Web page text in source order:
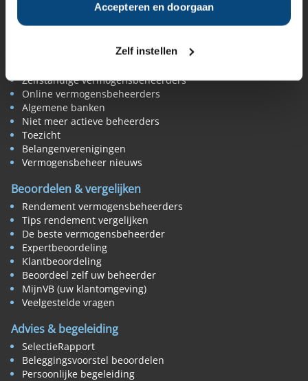
Accepteren en doorgaan
Zelf instellen
Vermogensbeheer
Zelfstandige vermogensbeheerders
Online vermogensbeheerders
Algemene banken
Niet meer actieve beheerders
Toezicht
Belangenverenigingen
Vermogensbeheer nieuws
Beoordelen & vergelijken
Rendement vermogensbeheerders
Tips rendement vergelijken
De beste vermogensbeheerder
Expertbeoordeling
Klantbeoordeling
Beoordeel zelf uw beheerder
MijnVB (uw klantomgeving)
Veelgestelde vragen
Advies & begeleiding
SelectieRapport
Beleggingsvoorstel beoordelen
Persoonlijke begeleiding